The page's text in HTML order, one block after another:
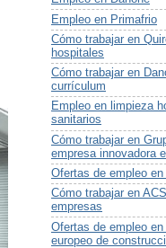
Empleo en Primafrio
Cómo trabajar en
hospitales
Cómo trabajar en
currículum
Empleo en limpieza
sanitarios
Cómo trabajar en
empresa innovadora
Ofertas de empleo en
Cómo trabajar en
empresas
Ofertas de empleo
europeo de